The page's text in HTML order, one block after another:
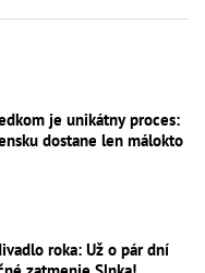
je unikátny proces:
dostane len málokto
roka: Už o pár dní